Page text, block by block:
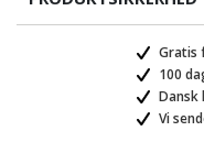
Gratis
100
Dansk
Vi